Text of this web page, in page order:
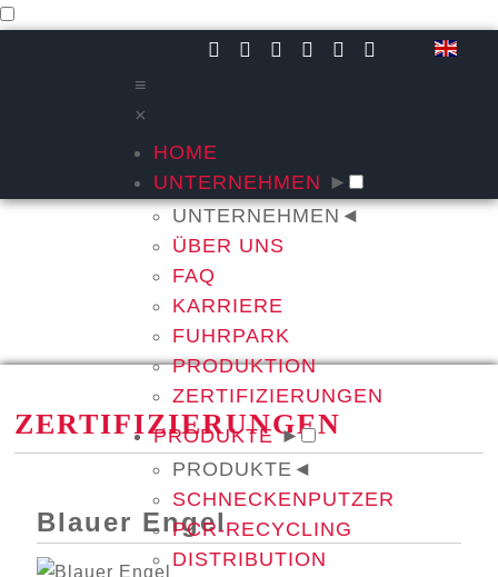
≡
×
HOME
UNTERNEHMEN ►
UNTERNEHMEN ◄
ÜBER UNS
FAQ
KARRIERE
FUHRPARK
PRODUKTION
ZERTIFIZIERUNGEN
PRODUKTE ►
PRODUKTE ◄
SCHNECKENPUTZER
PCR-RECYCLING
DISTRIBUTION
ZERTIFIZIERUNGEN
Blauer Engel